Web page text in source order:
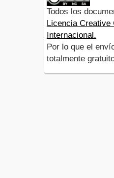
Todos los
Licencia
Internacional.
Por lo que el
totalmente